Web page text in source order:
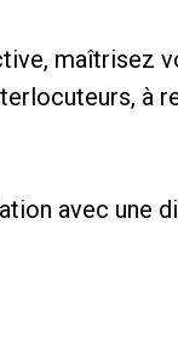
maîtrisez
à
avec une